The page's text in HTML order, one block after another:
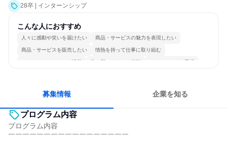
28卒 | インターンシップ
こんな人におすすめ
人々に感動や笑いを届けたい 商品・サービスの魅力を表現したい
商品・サービスを販売したい 情熱を持って仕事に取り組む
コミュニケーションが活発 常に新しいものに挑戦 チームワークを重視
募集情報 企業を知る
プログラム内容
プログラム内容
￣￣￣￣￣￣￣￣￣￣￣￣￣￣￣￣￣